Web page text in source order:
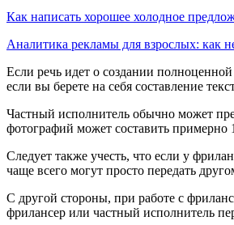
Как написать хорошее холодное
Аналитика рекламы для взрослых: как
Если речь идет о создании
если вы берете на себя составление
Частный исполнитель обычно может
фотографий может составить
Следует также учесть, что если у
чаще всего могут просто передать
С другой стороны, при работе с
фрилансер или частный исполнитель